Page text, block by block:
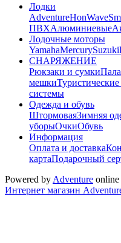
Лодки
AdventureHonWave
ПВХАлюминиевые
Лодочные моторы
YamahaMercurySuzuki
СНАРЯЖЕНИЕ
Рюкзаки и сумки
мешки
системы
Одежда и обувь
ШтормоваяЗимняя
уборыОчкиОбувь
Информация
Оплата и доставка
картаПодарочный
Powered by Adventure
Интернет магазин